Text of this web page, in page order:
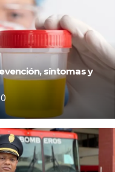
síntomas y
0